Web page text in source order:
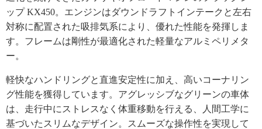
ップ KX450。エンジンはダウンドラフトインテークと左右
対称に配置された吸排気系により、優れた性能を発揮しま
す。フレームは剛性が最適化された軽量なアルミペリメタ
ー。
軽快なハンドリングと直進安定性に加え、高いコーナリン
グ性能を獲得しています。アグレッシブなグリーンの車体
は、走行中にストレスなく体重移動を行える、人間工学に
基づいたスリムなデザイン。スムーズな操作性を実現して